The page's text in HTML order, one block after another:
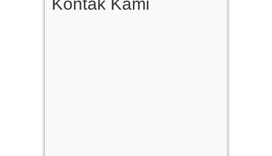
Kontak Kami